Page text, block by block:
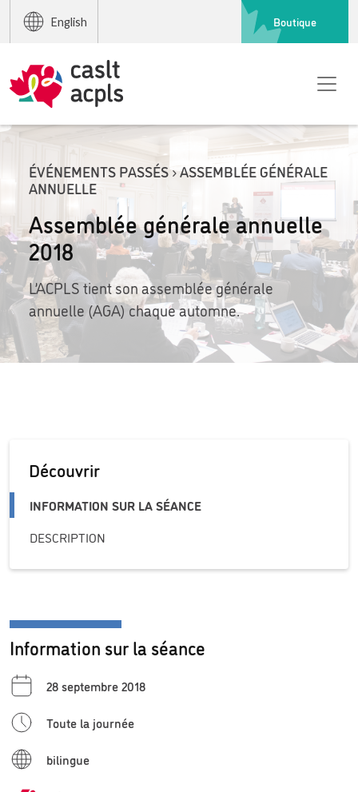
English Boutique
ÉVÉNEMENTS PASSÉS › ASSEMBLÉE GÉNÉRALE
ANNUELLE
Assemblée générale annuelle
2018
L’ACPLS tient son assemblée générale
annuelle (AGA) chaque automne.
Découvrir
INFORMATION SUR LA SÉANCE
DESCRIPTION
Information sur la séance
28 septembre 2018
Toute la journée
bilingue